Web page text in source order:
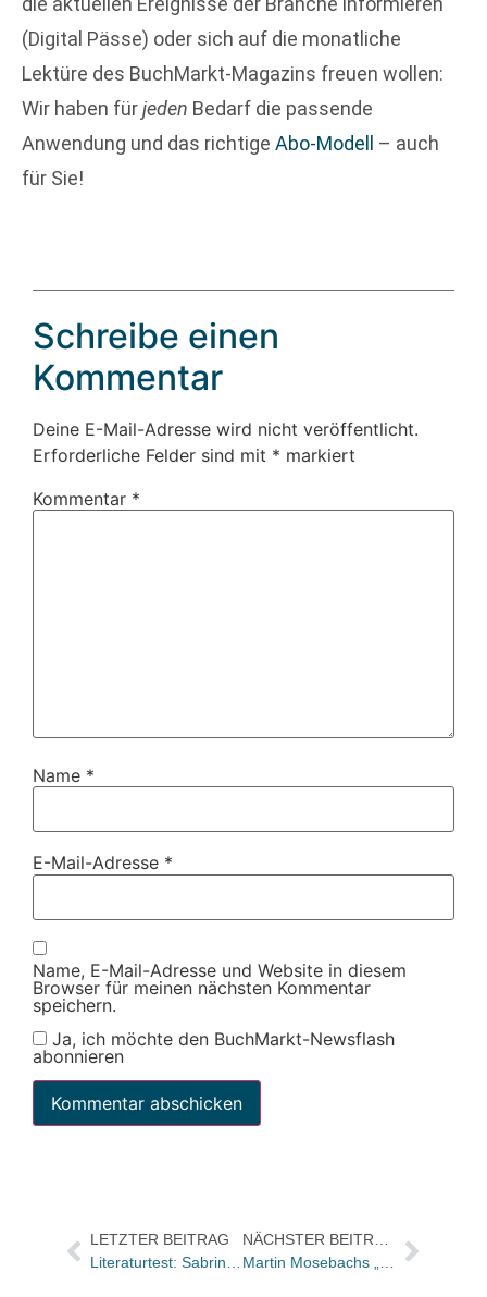
(Digital Pässe) oder sich auf die monatliche
Lektüre des BuchMarkt-Magazins freuen wollen:
Wir haben fürjeden Bedarf die passende
Anwendung und das richtige Abo-Modell – auch
für Sie!
Schreibe einen
Kommentar
Deine E-Mail-Adresse wird nicht veröffentlicht.
Erforderliche Felder sind mit * markiert
Kommentar *
Name *
E-Mail-Adresse *
Name, E-Mail-Adresse und Website in diesem
Browser für meinen nächsten Kommentar
speichern.
Ja, ich möchte den BuchMarkt-Newsflash
abonnieren
LETZTER BEITRAG
Literaturtest: Sabrina Detje verstärkt Presseabteilung
NÄCHSTER BEITRAG
Martin Mosebachs „Westend“ – Erfolg nach 27 Jahren